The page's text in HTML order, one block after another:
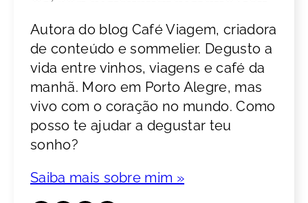
Autora do blog Café Viagem, criadora
de conteúdo e sommelier. Degusto a
vida entre vinhos, viagens e café da
manhã. Moro em Porto Alegre, mas
vivo com o coração no mundo. Como
posso te ajudar a degustar teu
sonho?
Saiba mais sobre mim »